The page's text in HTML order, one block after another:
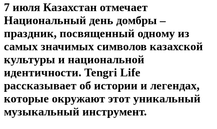
7 июля Казахстан отмечает
Национальный день домбры –
праздник, посвященный одному из
самых значимых символов казахской
культуры и национальной
идентичности. Tengri Life
рассказывает об истории и легендах,
которые окружают этот уникальный
музыкальный инструмент.